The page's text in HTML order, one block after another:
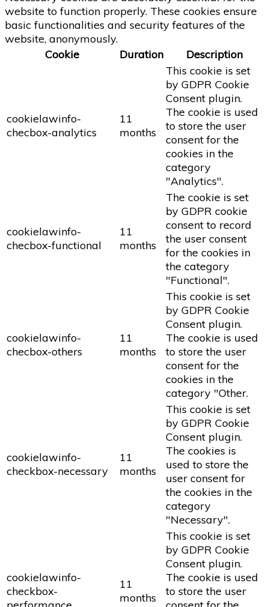
website to function properly. These cookies ensure
basic functionalities and security features of the
website, anonymously.
Cookie
Duration Description
cookielawinfo-
checbox-analytics
11
months
This cookie is set
by GDPR Cookie
Consent plugin.
The cookie is used
to store the user
consent for the
cookies in the
category
"Analytics".
cookielawinfo-
checbox-functional
11
months
The cookie is set
by GDPR cookie
consent to record
the user consent
for the cookies in
the category
"Functional".
cookielawinfo-
checbox-others
11
months
This cookie is set
by GDPR Cookie
Consent plugin.
The cookie is used
to store the user
consent for the
cookies in the
category "Other.
cookielawinfo-
checkbox-necessary
11
months
This cookie is set
by GDPR Cookie
Consent plugin.
The cookies is
used to store the
user consent for
the cookies in the
category
"Necessary".
cookielawinfo-
checkbox-
11
months
This cookie is set
by GDPR Cookie
Consent plugin.
The cookie is used
to store the user